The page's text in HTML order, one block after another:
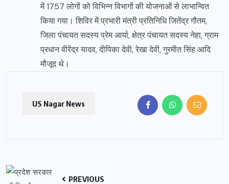
में 1757 लोगों को विभिन्न विभागों की योजनाओं से लाभान्वित
किया गया। शिविर में प्रभारी मंत्री प्रतिनिधि जितेंद्र गौतम,
जिला पंचायत सदस्य प्रेम आर्या, क्षेत्र पंचायत सदस्य नेहा, ग्राम
प्रधान वीरेंद्र यादव, दीपिका देवी, रेखा देवी, गुरमीत सिंह आदि
मौजूद थे।
US Nagar News
PREVIOUS